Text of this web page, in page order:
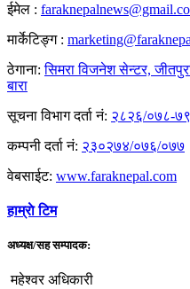
ईमेल :
मार्केटिङ्ग :
ठेगाना:सिमरा विजनेश सेन्टर,
बारा
सूचना विभाग दर्ता नं: २८२६/०७८-७९
कम्पनी दर्ता नं: २३०२७४/०७६/०७७
वेबसाईट: www.faraknepal.com
हाम्राे टिम
अध्यक्ष/सह सम्पादक:
महेश्वर अधिकारी